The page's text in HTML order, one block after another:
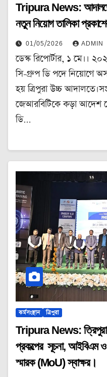
Tripura News:
নতুন নিয়োগ তালিকা
01/05/2026 ADMIN
ডেস্ক রিপোর্টার, ১ মে।।
সি-গ্রুপ ডি পদে নিয়োগে
হয় ত্রিপুরা উচ্চ
জেআরবিটিকে কড়া আদেশ
ডি…
কর্মসংস্থান ত্রিপুরা
Tripura News:
প্রকল্পের সূচনা, আইবিএম
স্মারক (MoU) স্বাক্ষর।